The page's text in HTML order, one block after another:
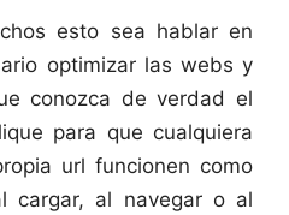
esto sea hablar en
optimizar las webs y
conozca de verdad el
para que cualquiera
url funcionen como
cargar, al navegar o al